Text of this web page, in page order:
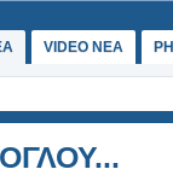
VIDEO NEA